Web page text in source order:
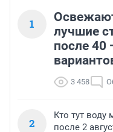
1
лучшие
после 40
3 458
2
Кто тут воду
после 2